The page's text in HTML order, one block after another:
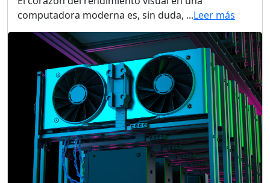
computadora moderna es, sin duda, ...Leer más